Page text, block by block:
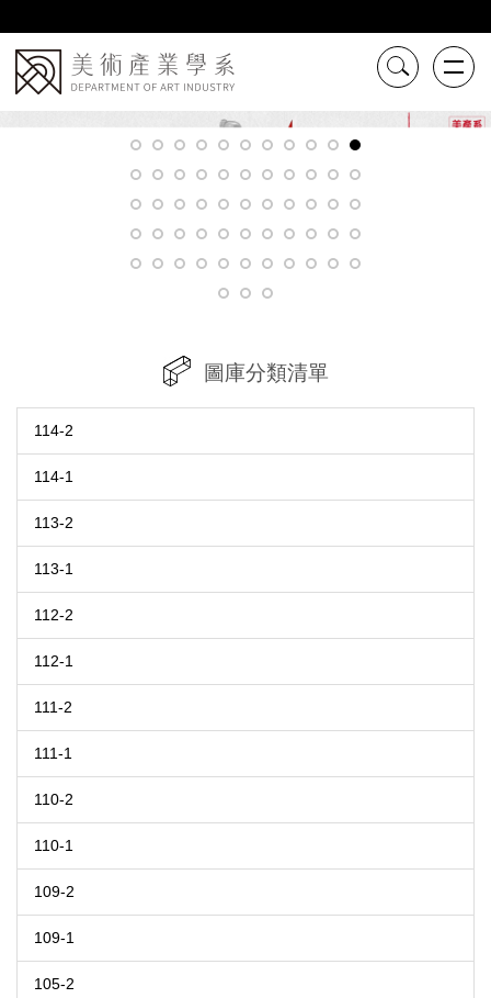
到
主
要
內
容
圖庫分類清單
114-2
114-1
113-2
113-1
112-2
112-1
111-2
111-1
110-2
110-1
109-2
109-1
105-2